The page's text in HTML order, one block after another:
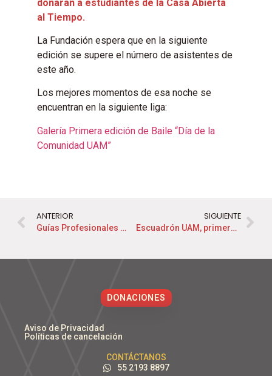
donaran a estudiantes de la Casa Abierta
al Tiempo.
La Fundación espera que en la siguiente
edición se supere el número de asistentes de
este año.
Los mejores momentos de esa noche se
encuentran en la siguiente liga:
Galería Primera edición de Baile “Día de la
Comunidad UAM”
ANTERIOR
Guías Profesionales 2022
SIGUIENTE
Escuadrón UAM, primeros lugares en Baja SAE México 2022
DONACIONES
Aviso de Privacidad
Políticas de cancelación
CONTÁCTANOS
55 2193 8897